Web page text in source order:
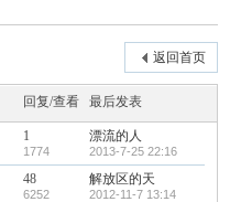
返回首页
回复/查看 最后发表
1
1774
漂流的人
2013-7-25 22:16
48
6252
解放区的天
2012-11-7 13:14